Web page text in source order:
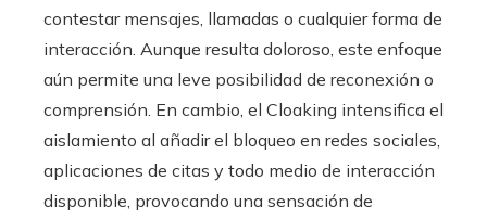
contestar mensajes, llamadas o cualquier forma de
interacción. Aunque resulta doloroso, este enfoque
aún permite una leve posibilidad de reconexión o
comprensión. En cambio, el Cloaking intensifica el
aislamiento al añadir el bloqueo en redes sociales,
aplicaciones de citas y todo medio de interacción
disponible, provocando una sensación de